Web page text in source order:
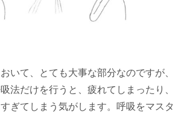
いて、とても大事な部分なのですが、
法だけを行うと、疲れてしまったり、
ぎてしまう気がします。呼吸をマスタ